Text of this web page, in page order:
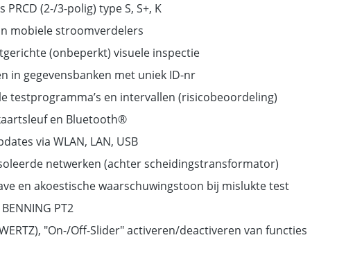
(2-/3-polig) type S, S+, K
in mobiele stroomverdelers
(onbeperkt) visuele inspectie
in gegevensbanken met uniek ID-nr
testprogramma’s en intervallen (risicobeoordeling)
kaartsleuf en Bluetooth®
via WLAN, LAN, USB
netwerken (achter scheidingstransformator)
en akoestische waarschuwingstoon bij mislukte test
PT2
"On-/Off-Slider" activeren/deactiveren van functies